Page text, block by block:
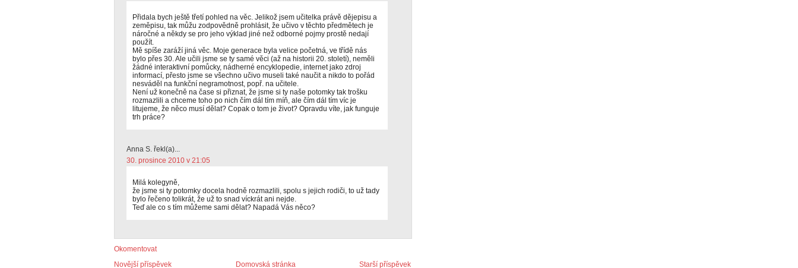
Přidala bych ještě třetí pohled na věc. Jelikož jsem učitelka právě dějepisu a
zeměpisu, tak můžu zodpovědně prohlásit, že učivo v těchto předmětech je
náročné a někdy se pro jeho výklad jiné než odborné pojmy prostě nedají
použít.
Mě spíše zaráží jiná věc. Moje generace byla velice početná, ve třídě nás
bylo přes 30. Ale učili jsme se ty samé věci (až na historii 20. století), neměli
žádné interaktivní pomůcky, nádherné encyklopedie, internet jako zdroj
informací, přesto jsme se všechno učivo museli také naučit a nikdo to pořád
nesváděl na funkční negramotnost, popř. na učitele.
Není už konečně na čase si přiznat, že jsme si ty naše potomky tak trošku
rozmazlili a chceme toho po nich čím dál tím míň, ale čím dál tím víc je
litujeme, že něco musí dělat? Copak o tom je život? Opravdu víte, jak funguje
trh práce?
Anna S. řekl(a)...
30. prosince 2010 v 21:05
Milá kolegyně,
že jsme si ty potomky docela hodně rozmazlili, spolu s jejich rodiči, to už tady
bylo řečeno tolikrát, že už to snad víckrát ani nejde.
Teď ale co s tím můžeme sami dělat? Napadá Vás něco?
Okomentovat
Novější příspěvek
Starší příspěvek
Domovská stránka